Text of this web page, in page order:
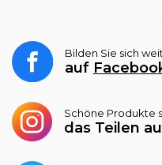
Bilden Sie sich
auf
Schöne Produkte
das Teilen